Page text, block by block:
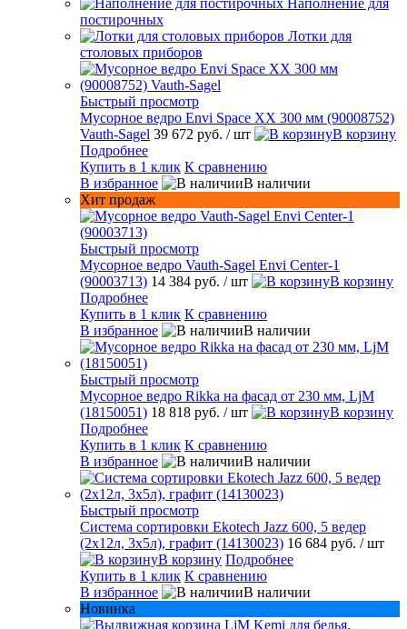
Наполнение для
постирочных
Лотки для
столовых приборов
Быстрый просмотр
Мусорное ведро Envi Space XX 300 мм (90008752)
Vauth-Sagel 39 672 руб. / шт
В корзину
Подробнее
Купить в 1 клик К сравнению
В избранное
В наличии
Хит продаж
Быстрый просмотр
Мусорное ведро Vauth-Sagel Envi Center-1
(90003713) 14 384 руб. / шт
В корзину
Подробнее
Купить в 1 клик К сравнению
В избранное
В наличии
Быстрый просмотр
Мусорное ведро Rikka на фасад от 230 мм, LjM
(18150051) 18 818 руб. / шт
В корзину
Подробнее
Купить в 1 клик К сравнению
В избранное
В наличии
Быстрый просмотр
Система сортировки Ekotech Jazz 600, 5 ведер
(2х12л, 3х5л), графит (14130023) 16 684 руб. / шт
В корзину Подробнее
Купить в 1 клик К сравнению
В избранное
В наличии
Новинка